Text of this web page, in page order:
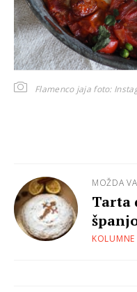
Flamenco jaja foto:
MOŽDA
Tarta
KOLUMNE